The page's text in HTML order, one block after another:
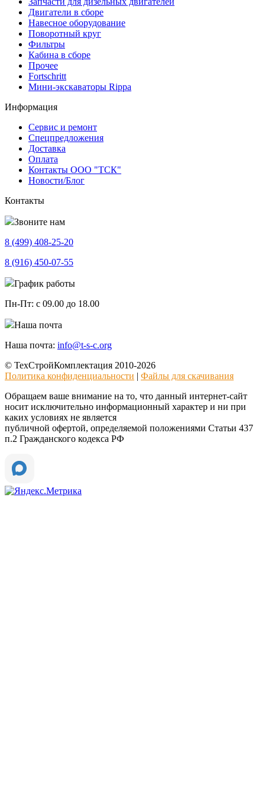
Двигатели в сборе
Навесное оборудование
Поворотный круг
Фильтры
Кабина в сборе
Прочее
Fortschritt
Мини-экскаваторы Rippa
Информация
Сервис и ремонт
Спецпредложения
Доставка
Оплата
Контакты ООО "ТСК"
Новости/Блог
Контакты
Звоните нам
8 (499) 408-25-20
8 (916) 450-07-55
График работы
Пн-Пт: с 09.00 до 18.00
Наша почта
Наша почта: info@t-s-c.org
© ТехСтройКомплектация 2010-2026
Политика конфиденциальности | Файлы для скачивания
Обращаем ваше внимание на то, что данный интернет-сайт
носит исключительно информационный характер и ни при
каких условиях не является
публичной офертой, определяемой положениями Статьи 437
п.2 Гражданского кодекса РФ